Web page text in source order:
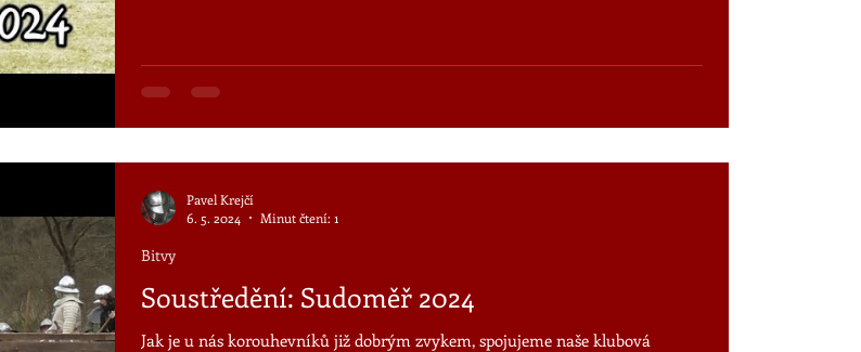
Soustředění: Sudoměř 2024
Jak je u nás korouhevníků již dobrým zvykem, spojujeme naše klubová
Bitvy
Pavel Krejčí
6. 5. 2024
Minut čtení: 1